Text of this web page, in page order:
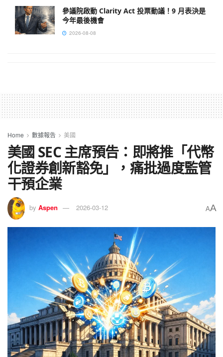
參議院啟動 Clarity Act 投票動議！9 月表決是
今年最後機會
2026-08-08
Home 數據報告 美國
美國 SEC 主席預告：即將推「代幣
化證券創新豁免」，痛批過度監管
干預企業
by Aspen 2026-03-12 AA